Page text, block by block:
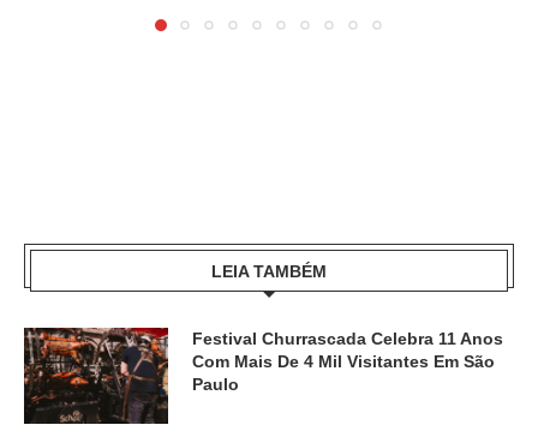
LEIA TAMBÉM
Festival Churrascada Celebra 11 Anos
Com Mais De 4 Mil Visitantes Em São
Paulo